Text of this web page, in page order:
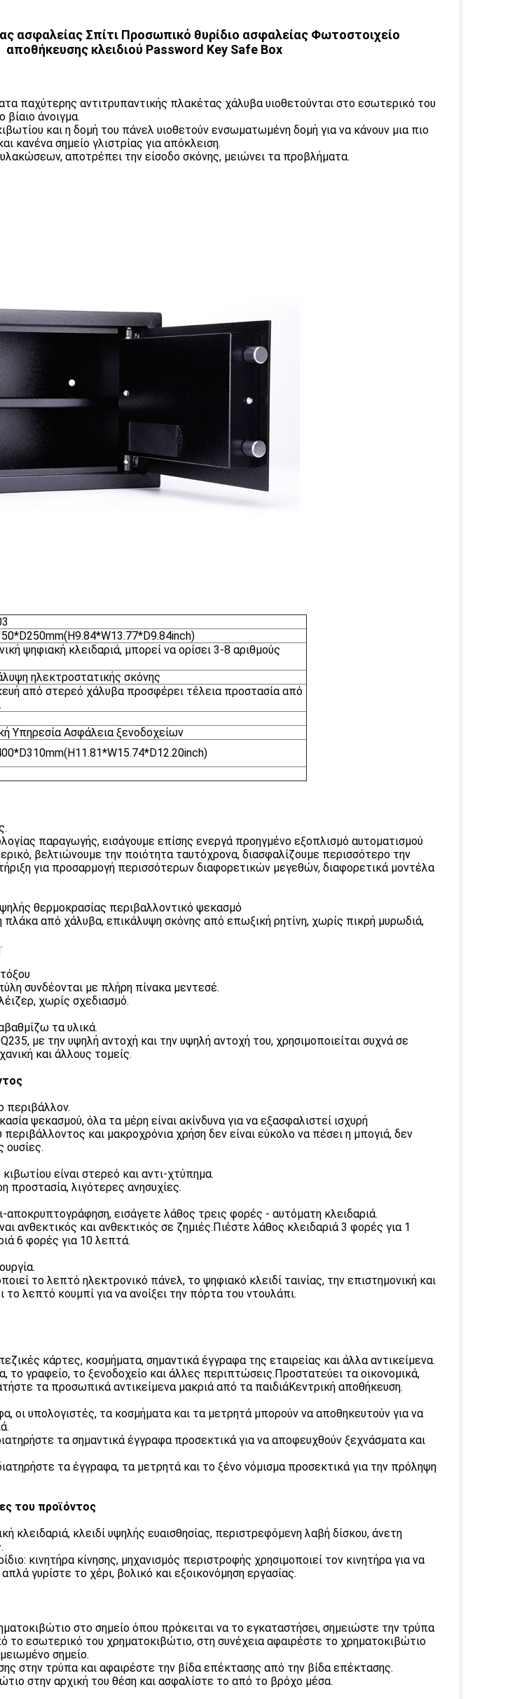
ασφαλείας Σπίτι Προσωπικό θυρίδιο ασφαλείας Φωτοστοιχείο
αποθήκευσης κλειδιού Password Key Safe Box
παχύτερης αντιτρυπαντικής πλακέτας χάλυβα υιοθετούνται στο εσωτερικό του
βίαιο άνοιγμα.
και η δομή του πάνελ υιοθετούν ενσωματωμένη δομή για να κάνουν μια πιο
κανένα σημείο γλιστρίας για απόκλειση.
αποτρέπει την είσοδο σκόνης, μειώνει τα προβλήματα.
ψηφιακή κλειδαριά, μπορεί να ορίσει 3-8 αριθμούς
ηλεκτροστατικής σκόνης
από στερεό χάλυβα προσφέρει τέλεια προστασία από
Υπηρεσία Ασφάλεια ξενοδοχείων
παραγωγής, εισάγουμε επίσης ενεργά προηγμένο εξοπλισμό αυτοματισμού
βελτιώνουμε την ποιότητα ταυτόχρονα, διασφαλίζουμε περισσότερο την
για προσαρμογή περισσότερων διαφορετικών μεγεθών, διαφορετικά μοντέλα
θερμοκρασίας περιβαλλοντικό ψεκασμό
από χάλυβα, επικάλυψη σκόνης από επωξική ρητίνη, χωρίς πικρή μυρωδιά,
συνδέονται με πλήρη πίνακα μεντεσέ.
χωρίς σχεδιασμό.
τα υλικά.
με την υψηλή αντοχή και την υψηλή αντοχή του, χρησιμοποιείται συχνά σε
και άλλους τομείς.
περιβάλλον.
ψεκασμού, όλα τα μέρη είναι ακίνδυνα για να εξασφαλιστεί ισχυρή
και μακροχρόνια χρήση δεν είναι εύκολο να πέσει η μπογιά, δεν
ουσίες.
είναι στερεό και αντι-χτύπημα.
προστασία, λιγότερες ανησυχίες.
αποκρυπτογράφηση, εισάγετε λάθος τρεις φορές - αυτόματη κλειδαριά.
ανθεκτικός και ανθεκτικός σε ζημιές.Πιέστε λάθος κλειδαριά 3 φορές για 1
6 φορές για 10 λεπτά.
το λεπτό ηλεκτρονικό πάνελ, το ψηφιακό κλειδί ταινίας, την επιστημονική και
το λεπτό κουμπί για να ανοίξει την πόρτα του ντουλάπι.
κάρτες, κοσμήματα, σημαντικά έγγραφα της εταιρείας και άλλα αντικείμενα.
το γραφείο, το ξενοδοχείο και άλλες περιπτώσεις.Προστατεύει τα οικονομικά,
τα προσωπικά αντικείμενα μακριά από τα παιδιάΚεντρική αποθήκευση.
οι υπολογιστές, τα κοσμήματα και τα μετρητά μπορούν να αποθηκευτούν για να
τα σημαντικά έγγραφα προσεκτικά για να αποφευχθούν ξεχνάσματα και
τα έγγραφα, τα μετρητά και το ξένο νόμισμα προσεκτικά για την πρόληψη
του προϊόντος
κλειδαριά, κλειδί υψηλής ευαισθησίας, περιστρεφόμενη λαβή δίσκου, άνετη
κινητήρα κίνησης, μηχανισμός περιστροφής χρησιμοποιεί τον κινητήρα για να
γυρίστε το χέρι, βολικό και εξοικονόμηση εργασίας.
στο σημείο όπου πρόκειται να το εγκαταστήσει, σημειώστε την τρύπα
το εσωτερικό του χρηματοκιβώτιο, στη συνέχεια αφαιρέστε το χρηματοκιβώτιο
σημείο.
στην τρύπα και αφαιρέστε την βίδα επέκτασης από την βίδα επέκτασης.
στην αρχική του θέση και ασφαλίστε το από το βρόχο μέσα.